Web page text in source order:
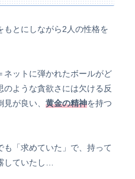
もとにしながら2人の性格を
ネットに弾かれたボールがど
ような貪欲さには欠ける反
が良い、 黄金の精神を持つ
「求めていた」で、持って
していたし…